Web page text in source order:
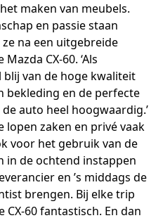
maken van meubels.
en passie staan
na een uitgebreide
CX-60. ‘Als
van de hoge kwaliteit
bekleding en de perfecte
auto heel hoogwaardig.’
lopen zaken en privé vaak
voor het gebruik van de
in de ochtend instappen
en ’s middags de
brengen. Bij elke trip
60 fantastisch. En dan